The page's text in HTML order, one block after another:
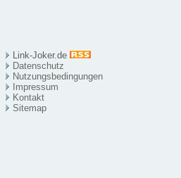
Link-Joker.de
Datenschutz
Nutzungsbedingungen
Impressum
Kontakt
Sitemap